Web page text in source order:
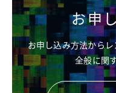
お申
お申し込み方法から
全般に関